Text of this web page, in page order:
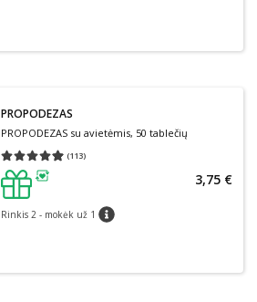
PROPODEZAS
PROPODEZAS su avietėmis, 50 tablečių
(113)
Vidutinis įvertinimas 4.97
patarimas
Rinkis 2 - mokėk už 1 patarimas
3,75 €